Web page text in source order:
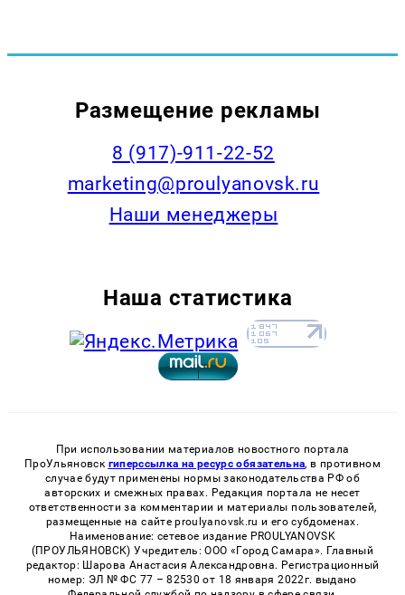
Размещение рекламы
8 (917)-911-22-52
marketing@proulyanovsk.ru
Наши менеджеры
Наша статистика
При использовании материалов новостного портала
ПроУльяновск гиперссылка на ресурс обязательна, в противном
случае будут применены нормы законодательства РФ об
авторских и смежных правах. Редакция портала не несет
ответственности за комментарии и материалы пользователей,
размещенные на сайте proulyanovsk.ru и его субдоменах.
Наименование: сетевое издание PROULYANOVSK
(ПРОУЛЬЯНОВСК) Учредитель: ООО «Город Самара». Главный
редактор: Шарова Анастасия Александровна. Регистрационный
номер: ЭЛ № ФС 77 – 82530 от 18 января 2022г. выдано